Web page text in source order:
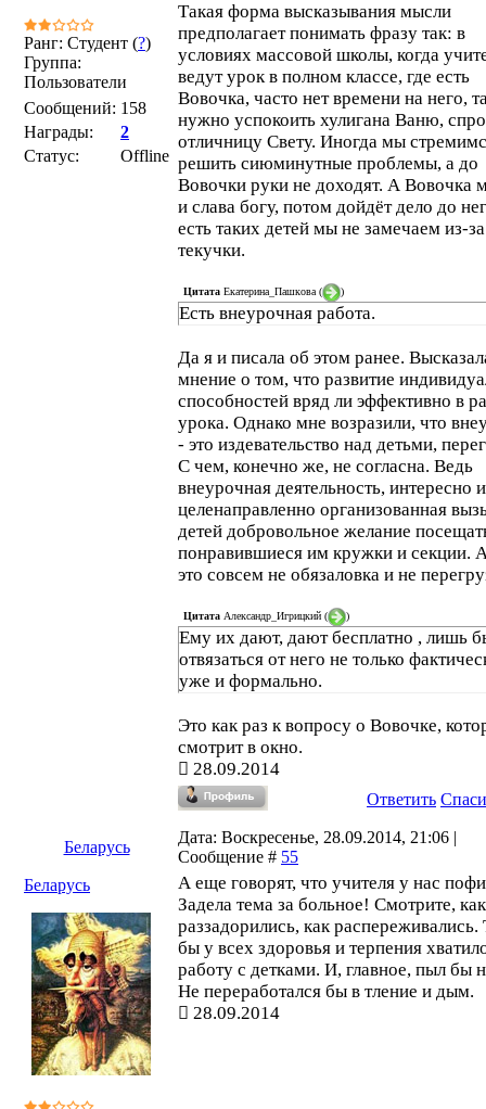
Ранг: Студент (?)
Группа:
Пользователи
Сообщений: 158
Награды:
2
Статус:
Offline
Такая форма высказывания мысли
предполагает понимать фразу так: в
условиях массовой школы, когда
ведут урок в полном классе, где есть
Вовочка, часто нет времени на него,
нужно успокоить хулигана Ваню,
отличницу Свету. Иногда мы
решить сиюминутные проблемы, а до
Вовочки руки не доходят. А Вовочка
и слава богу, потом дойдёт дело до
есть таких детей мы не замечаем из-за
текучки.
Цитата Екатерина_Пашкова ( )
Есть внеурочная работа.
Да я и писала об этом ранее.
мнение о том, что развитие
способностей вряд ли эффективно в
урока. Однако мне возразили, что
- это издевательство над детьми,
С чем, конечно же, не согласна. Ведь
внеурочная деятельность, интересно и
целенаправленно организованная
детей добровольное желание
понравившиеся им кружки и секции.
это совсем не обязаловка и не
Цитата Александр_Игрицкий ( )
Ему их дают, дают бесплатно , лишь
отвязаться от него не только
уже и формально.
Это как раз к вопросу о Вовочке,
смотрит в окно.
28.09.2014
Ответить
Беларусь
Дата: Воскресенье, 28.09.2014, 21:06 |
Сообщение # 55
Беларусь
А еще говорят, что учителя у нас
Задела тема за больное! Смотрите, как
раззадорились, как распереживались.
бы у всех здоровья и терпения
работу с детками. И, главное, пыл бы
Не переработался бы в тление и дым.
28.09.2014